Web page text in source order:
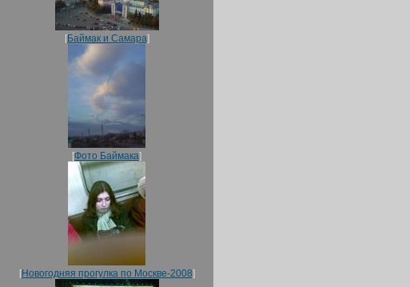
[Баймак и Самара]
[Фото Баймака]
[Новогодняя прогулка по Москве-2008]